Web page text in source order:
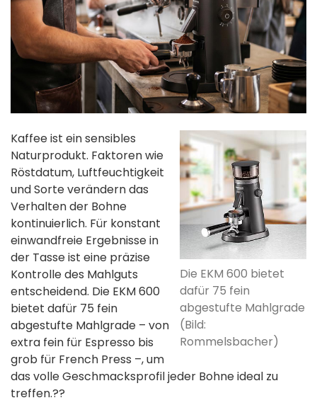
Die EKM 600 bietet
dafür 75 fein
abgestufte Mahlgrade
(Bild:
Rommelsbacher)
Kaffee ist ein sensibles
Naturprodukt. Faktoren wie
Röstdatum, Luftfeuchtigkeit
und Sorte verändern das
Verhalten der Bohne
kontinuierlich. Für konstant
einwandfreie Ergebnisse in
der Tasse ist eine präzise
Kontrolle des Mahlguts
entscheidend. Die EKM 600
bietet dafür 75 fein
abgestufte Mahlgrade – von
extra fein für Espresso bis
grob für French Press –, um
das volle Geschmacksprofil jeder Bohne ideal zu
treffen.??